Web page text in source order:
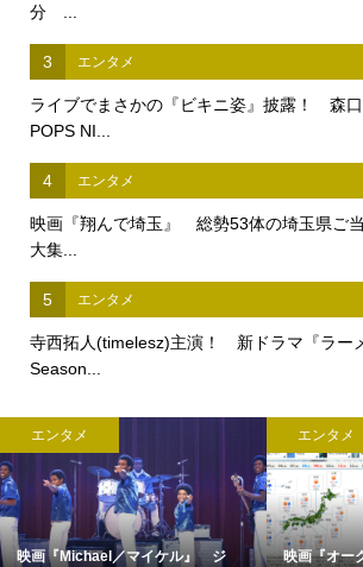
分 ...
3 エンタメ
ライブでまさかの『ビキニ姿』披露！ 森口
POPS NI...
4 エンタメ
映画『翔んで埼玉』 総勢53体の埼玉県ご
大集...
5 エンタメ
寺西拓人(timelesz)主演！ 新ドラマ『ラー
Season...
エンタメ
映画『Michael／マイケル』 ジ
エンタメ
映画『オー